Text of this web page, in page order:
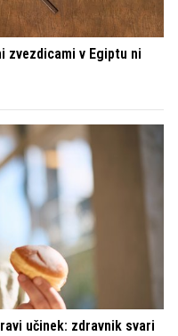
v Egiptu ni
učinek: zdravnik svari